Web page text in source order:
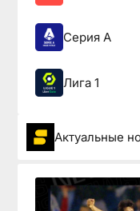
Серия А
Лига 1
Актуальные